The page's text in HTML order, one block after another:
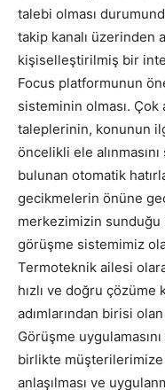
talebi olması
takip kanalı üzerinden
kişiselleştirilmiş bir
Focus platformunun
sisteminin olması.
taleplerinin, konunun
öncelikli ele
bulunan otomatik
gecikmelerin önüne
merkezimizin
görüşme sistemimiz
Termoteknik ailesi
hızlı ve doğru çözüme
adımlarından birisi
Görüşme
birlikte müşterilerimize
anlaşılması ve